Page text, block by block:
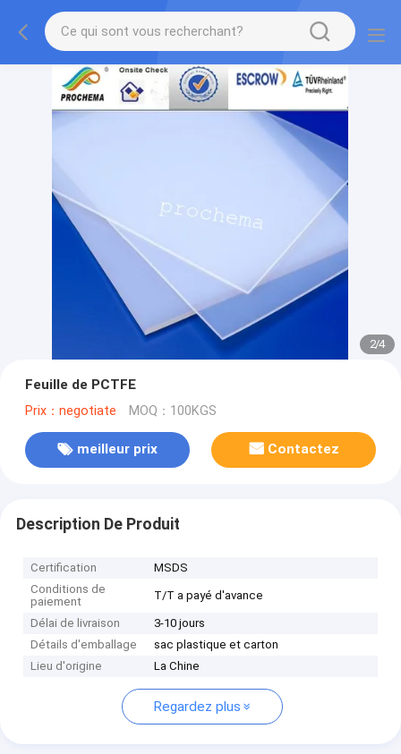
2/4
Feuille de PCTFE
Prix：negotiate MOQ：100KGS
meilleur prix Contactez
Description De Produit
Certification
MSDS
Conditions de
paiement
T/T a payé d'avance
Délai de livraison
3-10 jours
Détails d'emballage
sac plastique et carton
Lieu d'origine
La Chine
Regardez plus